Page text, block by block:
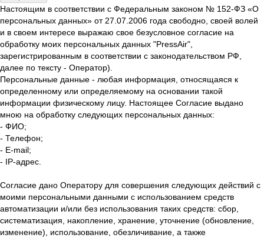
Настоящим в соответствии с Федеральным законом № 152-ФЗ «О
персональных данных» от 27.07.2006 года свободно, своей волей
и в своем интересе выражаю свое безусловное согласие на
обработку моих персональных данных "PressAir",
зарегистрированным в соответствии с законодательством РФ,
далее по тексту - Оператор).
Персональные данные - любая информация, относящаяся к
определенному или определяемому на основании такой
информации физическому лицу. Настоящее Согласие выдано
мною на обработку следующих персональных данных:
- ФИО;
- Телефон;
- E-mail;
- IP-адрес.
Согласие дано Оператору для совершения следующих действий с
моими персональными данными с использованием средств
автоматизации и/или без использования таких средств: сбор,
систематизация, накопление, хранение, уточнение (обновление,
изменение), использование, обезличивание, а также